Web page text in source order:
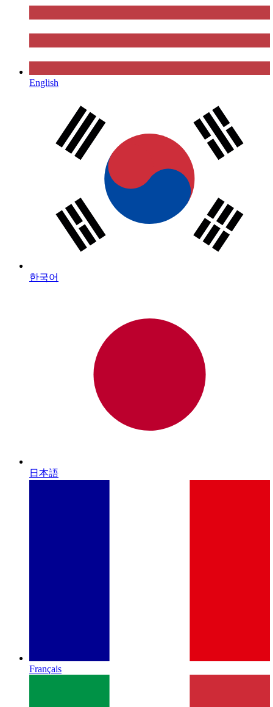
English
한국어
日本語
Français